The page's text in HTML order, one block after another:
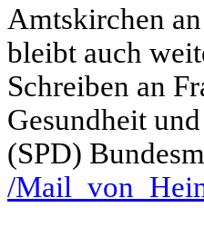
Amtskirchen
bleibt auch
Schreiben an
Gesundheit
(SPD)
/